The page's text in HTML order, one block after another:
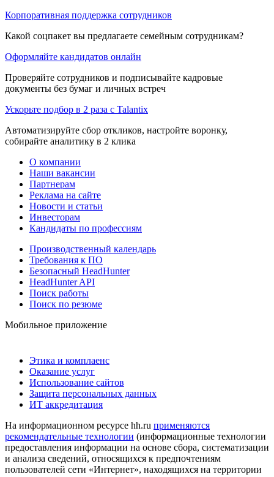
Корпоративная поддержка сотрудников
Какой соцпакет вы предлагаете семейным сотрудникам?
Оформляйте кандидатов онлайн
Проверяйте сотрудников и подписывайте кадровые
документы без бумаг и личных встреч
Ускорьте подбор в 2 раза с Talantix
Автоматизируйте сбор откликов, настройте воронку,
собирайте аналитику в 2 клика
О компании
Наши вакансии
Партнерам
Реклама на сайте
Новости и статьи
Инвесторам
Кандидаты по профессиям
Производственный календарь
Требования к ПО
Безопасный HeadHunter
HeadHunter API
Поиск работы
Поиск по резюме
Мобильное приложение
Этика и комплаенс
Оказание услуг
Использование сайтов
Защита персональных данных
ИТ аккредитация
На информационном ресурсе hh.ru применяются
рекомендательные технологии (информационные технологии
предоставления информации на основе сбора, систематизации
и анализа сведений, относящихся к предпочтениям
пользователей сети «Интернет», находящихся на территории